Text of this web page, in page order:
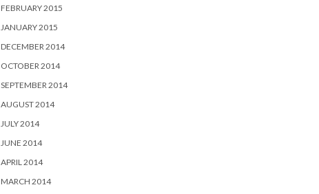
FEBRUARY 2015
JANUARY 2015
DECEMBER 2014
OCTOBER 2014
SEPTEMBER 2014
AUGUST 2014
JULY 2014
JUNE 2014
APRIL 2014
MARCH 2014